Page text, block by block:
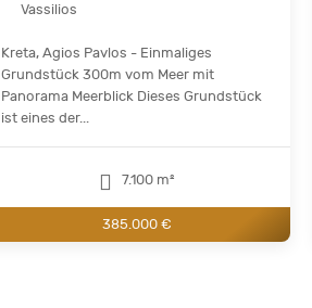
Vassilios
Kreta, Agios Pavlos - Einmaliges
Grundstück 300m vom Meer mit
Panorama Meerblick Dieses Grundstück
ist eines der...
7.100 m²
385.000 €